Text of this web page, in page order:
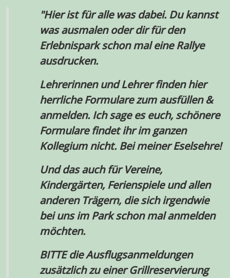
"Hier ist für alle was dabei. Du kannst
was ausmalen oder dir für den
Erlebnispark schon mal eine Rallye
ausdrucken.
Lehrerinnen und Lehrer finden hier
herrliche Formulare zum ausfüllen &
anmelden. Ich sage es euch, schönere
Formulare findet ihr im ganzen
Kollegium nicht. Bei meiner Eselsehre!
Und das auch für Vereine,
Kindergärten, Ferienspiele und allen
anderen Trägern, die sich irgendwie
bei uns im Park schon mal anmelden
möchten.
BITTE die Ausflugsanmeldungen
zusätzlich zu einer Grillreservierung